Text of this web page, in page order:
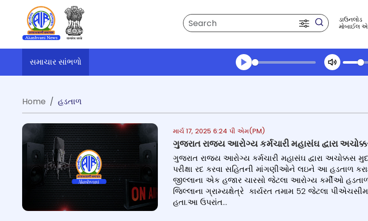
Search
ડાઉનલોડ
મોબાઈલ
સમાચાર સાંભળો
Transcript summary
Home
હડતાળ
માર્ચ 17, 2025 6:24 પી એમ(PM)
ગુજરાત રાજ્ય આરોગ્ય કર્મચારી મહાસંઘ દ્વારા
ગુજરાત રાજ્ય આરોગ્ય કર્મચારી મહાસંઘ દ્વારા અચોક્કસ
પરીક્ષા રદ કરવા સહિતની માંગણીઓને લઇને આ હડતાળ
જીલ્લાના એક હજાર ચારસો જેટલા આરોગ્ય કર્મીઓ
જિલ્લાના ગ્રામ્યક્ષેત્રે કાર્યરત તમામ 52 જેટલા
હતા.આ ઉપરાંત...